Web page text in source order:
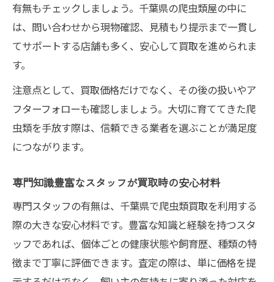
有無もチェックしましょう。千葉県の爬虫類屋の中に
は、問い合わせから現物確認、見積もり提示まで一貫し
てサポートする店舗も多く、安心して買取を進められま
す。
注意点として、買取価格だけでなく、その後の扱いやア
フターフォローも確認しましょう。大切に育ててきた爬
虫類を手放す際は、信頼できる業者を選ぶことが満足度
につながります。
専門知識豊富なスタッフが買取時の安心材料
専門スタッフの有無は、千葉県で爬虫類買取を利用する
際の大きな安心材料です。豊富な知識と経験を持つスタ
ッフであれば、個体ごとの健康状態や飼育歴、種類の特
徴まで丁寧に評価できます。査定の際は、単に価格を提